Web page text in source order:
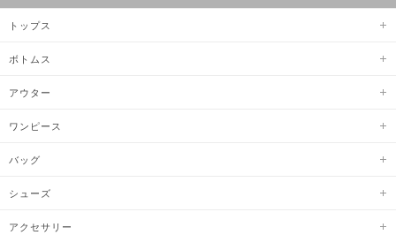
トップス
ボトムス
アウター
ワンピース
バッグ
シューズ
アクセサリー